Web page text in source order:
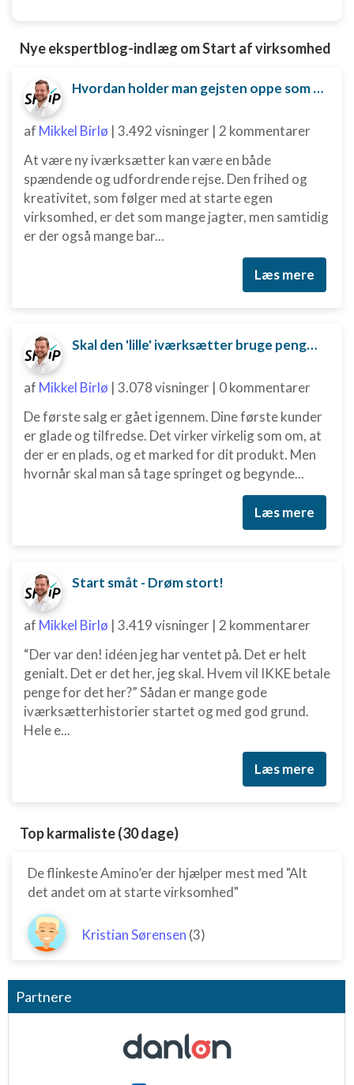
Nye ekspertblog-indlæg om Start af virksomhed
Hvordan holder man gejsten oppe som ny iværksætter?
af Mikkel Birlø | 3.492 visninger | 2 kommentarer
At være ny iværksætter kan være en både
spændende og udfordrende rejse. Den frihed og
kreativitet, som følger med at starte egen
virksomhed, er det som mange jagter, men samtidig
er der også mange bar...
Læs mere
Skal den 'lille' iværksætter bruge penge på digital marketing?
af Mikkel Birlø | 3.078 visninger | 0 kommentarer
De første salg er gået igennem. Dine første kunder
er glade og tilfredse. Det virker virkelig som om, at
der er en plads, og et marked for dit produkt. Men
hvornår skal man så tage springet og begynde...
Læs mere
Start småt - Drøm stort!
af Mikkel Birlø | 3.419 visninger | 2 kommentarer
“Der var den! idéen jeg har ventet på. Det er helt
genialt. Det er det her, jeg skal. Hvem vil IKKE betale
penge for det her?” Sådan er mange gode
iværksætterhistorier startet og med god grund.
Hele e...
Læs mere
Top karmaliste (30 dage)
De flinkeste Amino’er der hjælper mest med "Alt
det andet om at starte virksomhed"
Kristian Sørensen (3)
Partnere
Nødvendig
Ydeevne
Funktionel